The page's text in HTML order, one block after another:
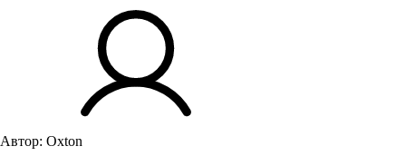
Автор: Oxton